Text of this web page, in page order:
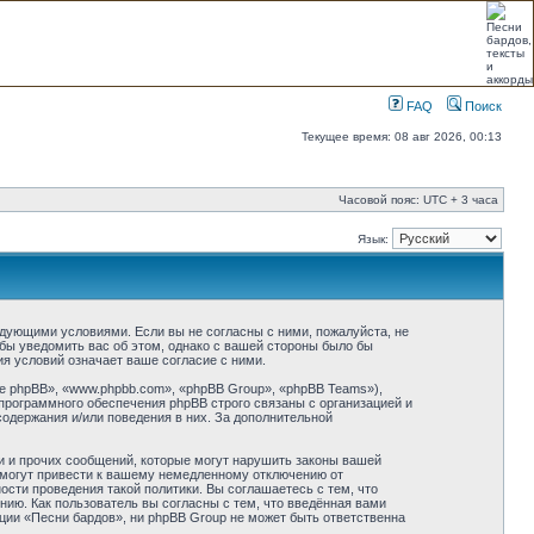
FAQ Поиск
Текущее время: 08 авг 2026, 00:13
Часовой пояс: UTC + 3 часа
Язык:
условиями. Если вы не согласны с ними, пожалуйста, не
уведомить вас об этом, однако с вашей стороны было бы
условий означает ваше согласие с ними.
«www.phpbb.com», «phpBB Group», «phpBB Teams»),
обеспечения phpBB строго связаны с организацией и
и/или поведения в них. За дополнительной
прочих сообщений, которые могут нарушить законы вашей
привести к вашему немедленному отключению от
проведения такой политики. Вы соглашаетесь с тем, что
Как пользователь вы согласны с тем, что введённая вами
«Песни бардов», ни phpBB Group не может быть ответственна